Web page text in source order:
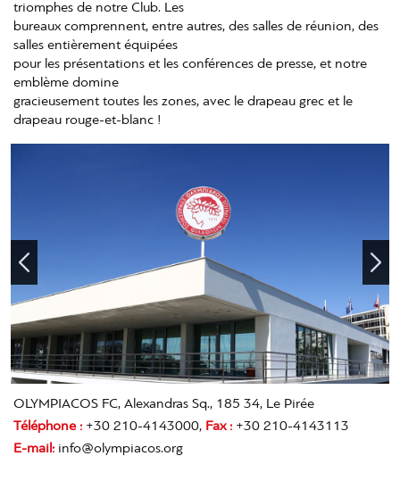
triomphes de notre Club. Les
bureaux comprennent, entre autres, des salles de réunion, des
salles entièrement équipées
pour les présentations et les conférences de presse, et notre
emblème domine
gracieusement toutes les zones, avec le drapeau grec et le
drapeau rouge-et-blanc !
OLYMPIACOS FC, Alexandras Sq., 185 34, Le Pirée
Téléphone : +30 210-4143000, Fax : +30 210-4143113
E-mail: info@olympiacos.org